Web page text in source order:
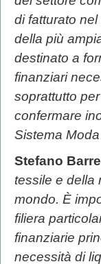
di fatturato
della più
destinato a
finanziari
soprattutto
confermare
Sistema
Stefano
tessile e della
mondo. È
filiera
finanziarie
necessità di